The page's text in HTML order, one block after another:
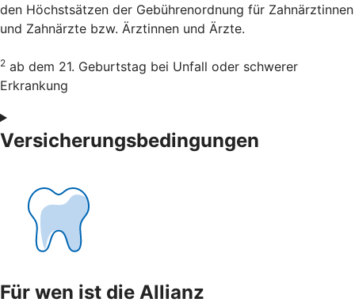
den Höchstsätzen der Gebührenordnung für Zahnärztinnen
und Zahnärzte bzw. Ärztinnen und Ärzte.
2 ab dem 21. Geburtstag bei Unfall oder schwerer
Erkrankung
Versicherungsbedingungen
Für wen ist die Allianz